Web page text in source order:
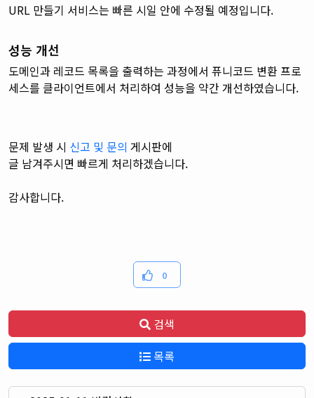
URL 만들기 서비스는 빠른 시일 안에 수정될 예정입니다.
성능 개선
도메인과 레코드 목록을 출력하는 과정에서 퓨니코드 변환 프로
세스를 클라이언트에서 처리하여 성능을 약간 개선하였습니다.
문제 발생 시 신고 및 문의 게시판에
글 남겨주시면 빠르게 처리하겠습니다.
감사합니다.
0
검색
목록